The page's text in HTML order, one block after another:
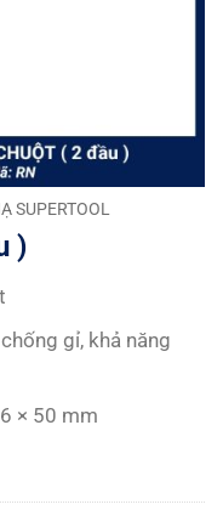
SUPERTOOL
)
gỉ, khả năng
× 50 mm